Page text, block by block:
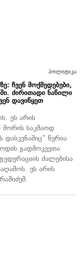
პოლიტიკა
ჩვენ მოქმედებები,
ძირითადი ნაწილი
დავიწყეთ
ეს არის
საკმაოდ
წერია
გადმოკვეთა
ძალებისა
ეს არის